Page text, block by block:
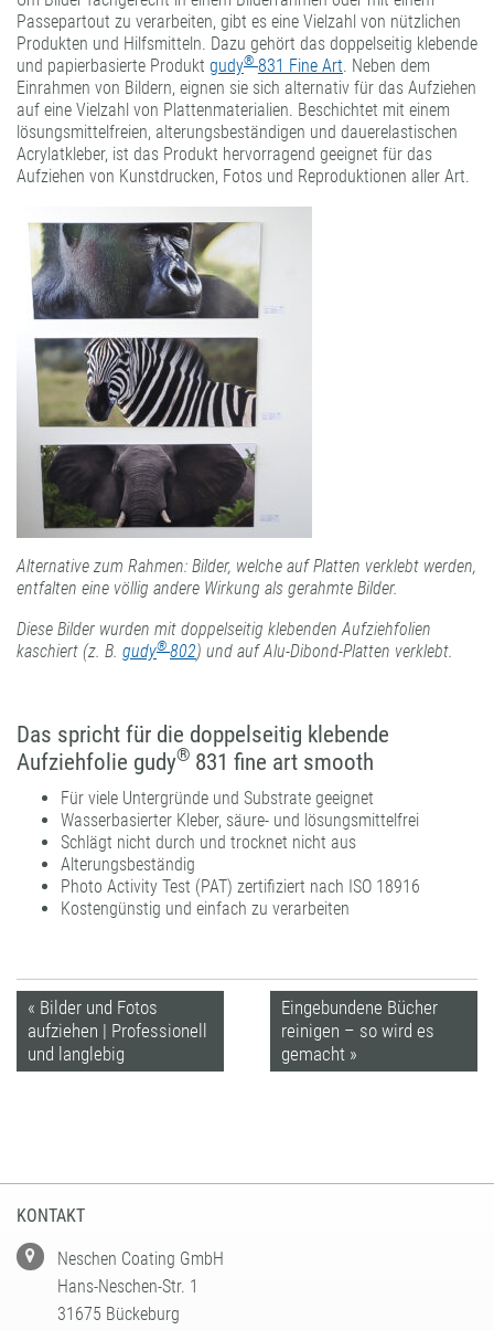
Passepartout zu verarbeiten, gibt es eine Vielzahl von nützlichen
Produkten und Hilfsmitteln. Dazu gehört das doppelseitig klebende
und papierbasierte Produkt gudy® 831 Fine Art. Neben dem
Einrahmen von Bildern, eignen sie sich alternativ für das Aufziehen
auf eine Vielzahl von Plattenmaterialien. Beschichtet mit einem
lösungsmittelfreien, alterungsbeständigen und dauerelastischen
Acrylatkleber, ist das Produkt hervorragend geeignet für das
Aufziehen von Kunstdrucken, Fotos und Reproduktionen aller Art.
Alternative zum Rahmen: Bilder, welche auf Platten verklebt werden,
entfalten eine völlig andere Wirkung als gerahmte Bilder.
Diese Bilder wurden mit doppelseitig klebenden Aufziehfolien
kaschiert (z. B. gudy® 802) und auf Alu-Dibond-Platten verklebt.
Das spricht für die doppelseitig klebende
Aufziehfolie gudy® 831 fine art smooth
Für viele Untergründe und Substrate geeignet
Wasserbasierter Kleber, säure- und lösungsmittelfrei
Schlägt nicht durch und trocknet nicht aus
Alterungsbeständig
Photo Activity Test (PAT) zertifiziert nach ISO 18916
Kostengünstig und einfach zu verarbeiten
Eingebundene Bücher
reinigen – so wird es
gemacht »
« Bilder und Fotos
aufziehen | Professionell
und langlebig
KONTAKT
Neschen Coating GmbH
Hans-Neschen-Str. 1
31675 Bückeburg